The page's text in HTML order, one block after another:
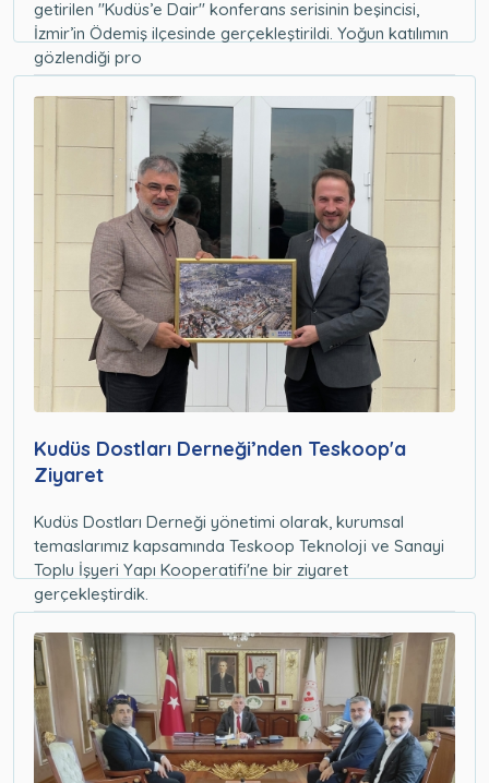
getirilen "Kudüs’e Dair" konferans serisinin beşincisi,
İzmir’in Ödemiş ilçesinde gerçekleştirildi. Yoğun katılımın
gözlendiği pro
02.05.2026
Kudüs Dostları Derneği’nden Teskoop'a
Ziyaret
Kudüs Dostları Derneği yönetimi olarak, kurumsal
temaslarımız kapsamında Teskoop Teknoloji ve Sanayi
Toplu İşyeri Yapı Kooperatifi'ne bir ziyaret
gerçekleştirdik.
Haberler 23.04.2026